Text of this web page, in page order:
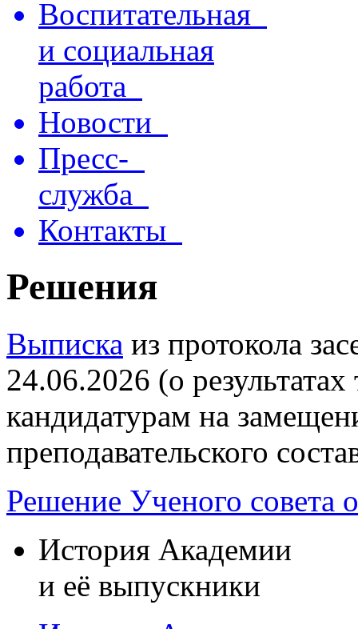
Воспитательная
и социальная
работа
Новости
Пресс-
служба
Контакты
Решения
Выписка из протокола
24.06.2026 (о
кандидатурам на
преподавательского
Решение Ученого совета
История Академии
и её выпускники